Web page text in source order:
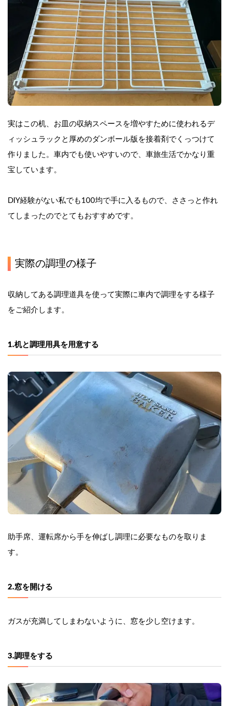
実はこの机、お皿の収納スペースを増やすために使われるデ
ィッシュラックと厚めのダンボール版を接着剤でくっつけて
作りました。車内でも使いやすいので、車旅生活でかなり重
宝しています。
DIY経験がない私でも100均で手に入るもので、ささっと作れ
てしまったのでとてもおすすめです。
実際の調理の様子
収納してある調理道具を使って実際に車内で調理をする様子
をご紹介します。
1.机と調理用具を用意する
助手席、運転席から手を伸ばし調理に必要なものを取りま
す。
2.窓を開ける
ガスが充満してしまわないように、窓を少し空けます。
3.調理をする